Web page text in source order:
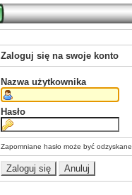
Zaloguj się na swoje konto
Nazwa użytkownika
Hasło
Zapomniane hasło może być odzyskane